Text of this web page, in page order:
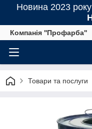
Новина 2023
Компанія ''Профарба''
Товари та послуги